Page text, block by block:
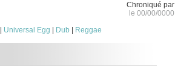
Chroniqué par
le 00/00/0000
Universal Egg Dub| Reggae